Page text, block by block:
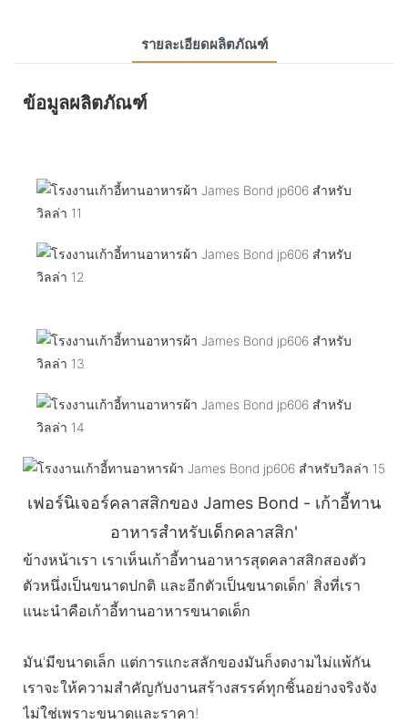
รายละเอียดผลิตภัณฑ์
ข้อมูลผลิตภัณฑ์
เฟอร์นิเจอร์คลาสสิกของ James Bond - เก้าอี้ทาน
อาหารสำหรับเด็กคลาสสิก'
ข้างหน้าเรา เราเห็นเก้าอี้ทานอาหารสุดคลาสสิกสองตัว
ตัวหนึ่งเป็นขนาดปกติ และอีกตัวเป็นขนาดเด็ก' สิ่งที่เรา
แนะนำคือเก้าอี้ทานอาหารขนาดเด็ก
มัน'มีขนาดเล็ก แต่การแกะสลักของมันก็งดงามไม่แพ้กัน
เราจะให้ความสำคัญกับงานสร้างสรรค์ทุกชิ้นอย่างจริงจัง
ไม่ใช่เพราะขนาดและราคา!